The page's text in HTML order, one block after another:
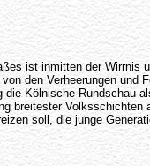
ist inmitten der
den Verheerungen
Kölnische
breitester
soll, die junge